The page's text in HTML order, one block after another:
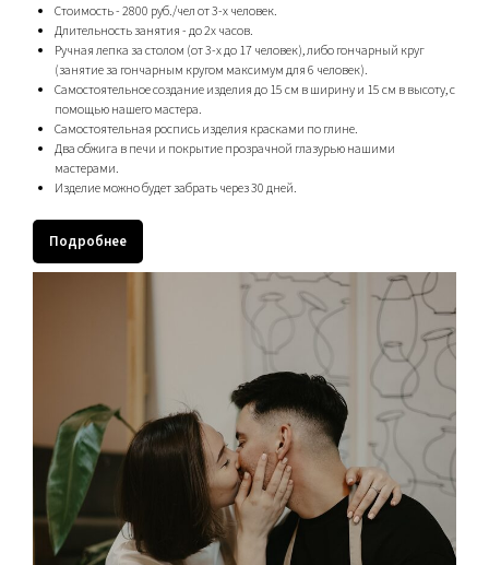
Стоимость - 2800 руб./чел от 3-х человек.
Длительность занятия - до 2х часов.
Ручная лепка за столом (от 3-х до 17 человек), либо гончарный круг
(занятие за гончарным кругом максимум для 6 человек).
Самостоятельное создание изделия до 15 см в ширину и 15 см в высоту, с
помощью нашего мастера.
Самостоятельная роспись изделия красками по глине.
Два обжига в печи и покрытие прозрачной глазурью нашими
мастерами.
Изделие можно будет забрать через 30 дней.
Подробнее